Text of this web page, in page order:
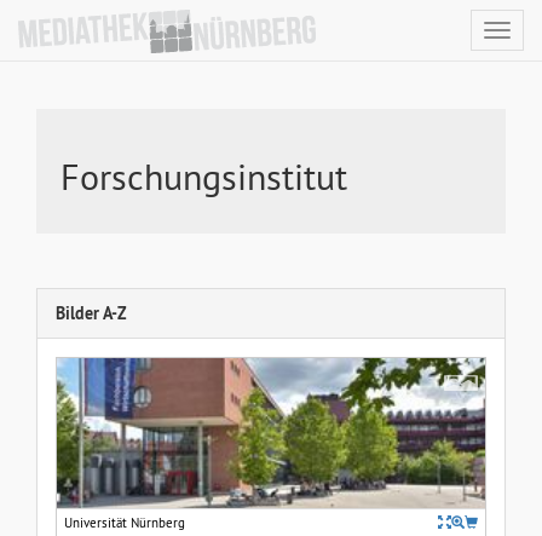
Forschungsinstitut
Bilder A-Z
Universität Nürnberg